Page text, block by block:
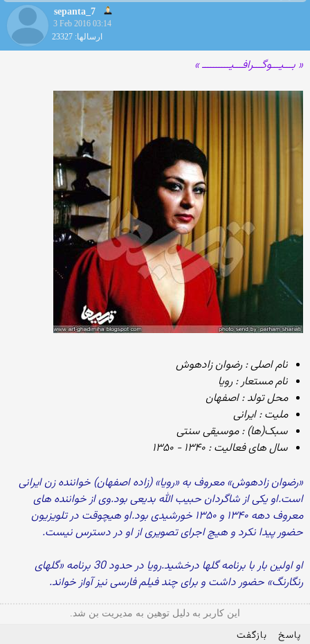
sepanta_7
3 Feb 2016 03:14
ارسالها: 23327
« بـــیـــوگـــرافـــیــــــــــ »
نام اصلی : رضوان زادهوش
نام مستعار : رویا
محل تولد : اصفهان
ملیت : ایرانی
سبک‌(ها) : موسیقی سنتی
سال های فعالیت : ۱۳۴۰ - ۱۳۵۰
«رضوان زادهوش» معروف به «رویا» (زاده اصفهان) خواننده زن ایرانی
است.او یکی از شاگردان حبیب الله بدیعی بود.وی از خواننده های
معروف دهه ۱۳۴۰ و ۱۳۵۰ خورشیدی بود.او هیچوقت در تلویزیون
حضور پیدا نکرد و هیچ اجرای تصویری از او در دسترس نیست.
او اولین بار با برنامه گلها درخشید.رویا در حدود 30 برنامه «گلهای
رنگارنگ» حضور داشت و برای چند فیلم فارسی نیز آواز خواند.
این کاربر به دلیل توهین به مدیریت بن شد.
پاسخ بازگفت